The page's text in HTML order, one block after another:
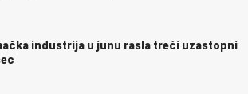
industrija u junu rasla treći uzastopni